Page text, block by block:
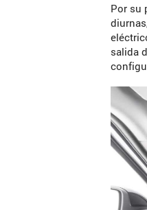
Por su
salida